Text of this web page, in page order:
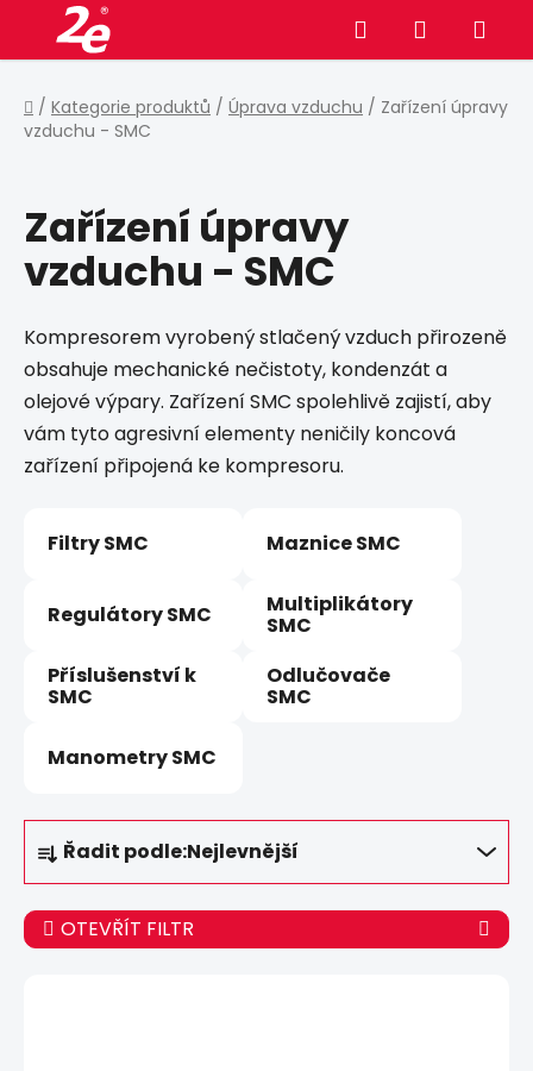
obsah
Hledat NÁKUPNÍ
KOŠÍK
Domů
/ Kategorie produktů / Úprava vzduchu / Zařízení úpravy
vzduchu - SMC
Zařízení úpravy
vzduchu - SMC
Kompresorem vyrobený stlačený vzduch přirozeně
obsahuje mechanické nečistoty, kondenzát a
olejové výpary. Zařízení SMC spolehlivě zajistí, aby
vám tyto agresivní elementy neničily koncová
zařízení připojená ke kompresoru.
Filtry SMC Maznice SMC
Regulátory SMC Multiplikátory
SMC
Příslušenství k
SMC
Odlučovače
SMC
Manometry SMC
Ř
a
z
e
n
Řadit podle:Nejlevnější
OTEVŘÍT FILTR